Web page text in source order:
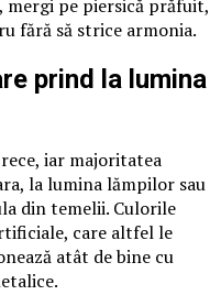
mergi pe piersică prăfuit,
fără să strice armonia.
prind la lumina
iar majoritatea
la lumina lămpilor sau
din temelii. Culorile
care altfel le
atât de bine cu